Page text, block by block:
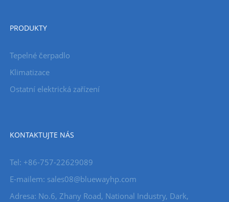
PRODUKTY
Tepelné čerpadlo
Klimatizace
Ostatní elektrická zařízení
KONTAKTUJTE NÁS
Tel: +86-757-22629089
E-mailem: sales08@bluewayhp.com
Adresa: No.6, Zhany Road, National Industry, Dark,